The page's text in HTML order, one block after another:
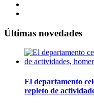
Últimas novedades
El departamento
repleto de